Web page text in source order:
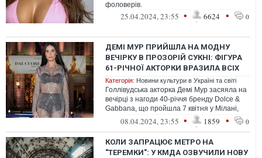
фоловерів.
25.04.2024, 23:55 • 6624 • 0
ДЕМІ МУР ПРИЙШЛА НА МОДНУ
ВЕЧІРКУ В ПРОЗОРІЙ СУКНІ: ФІГУРА
61-РІЧНОЇ АКТОРКИ ВРАЗИЛА ВСІХ
Категорія: Новини культури в Україні та світі
Голлівудська акторка Демі Мур засяяла на
вечірці з нагоди 40-річчя бренду Dolce &
Gabbana, що пройшла 7 квітня у Мілані,
Італія.08.04.2024, 23:55 • 1859 • 0
КОЛИ ЗАПРАЦЮЄ МЕТРО НА
"ТЕРЕМКИ": У КМДА ОЗВУЧИЛИ НОВУ